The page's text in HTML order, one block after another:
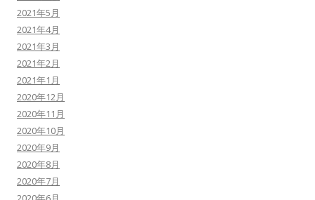
2021年5月
2021年4月
2021年3月
2021年2月
2021年1月
2020年12月
2020年11月
2020年10月
2020年9月
2020年8月
2020年7月